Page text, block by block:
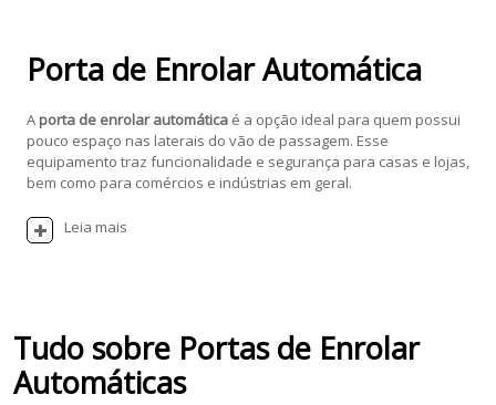
Porta de Enrolar Automática
A porta de enrolar automáticaé a opção ideal para quem possui
pouco espaço nas laterais do vão de passagem. Esse
equipamento traz funcionalidade e segurança para casas e lojas,
bem como para comércios e indústrias em geral.
Leia mais
Tudo sobre Portas de Enrolar
Automáticas